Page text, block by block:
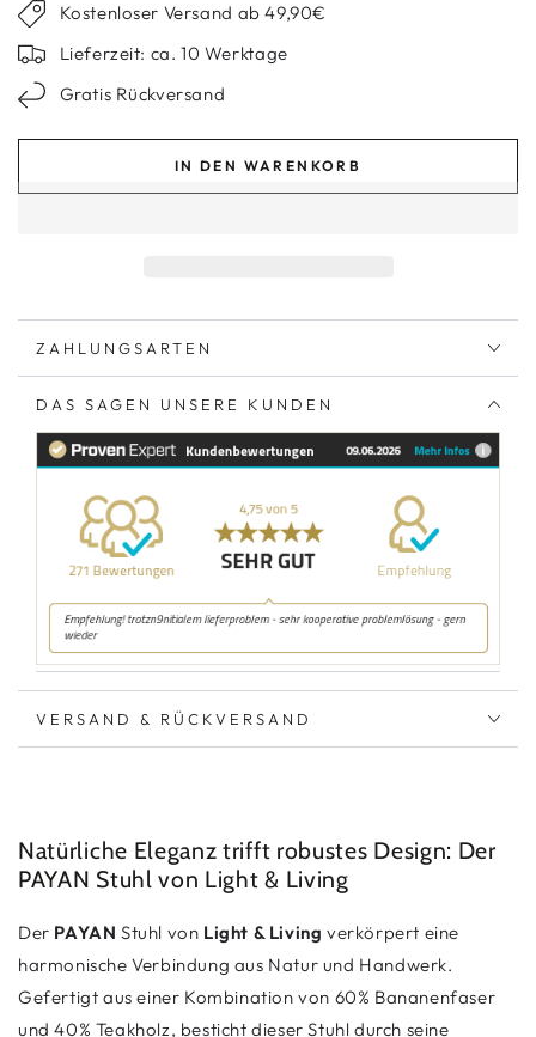
Kostenloser Versand ab 49,90€
Lieferzeit: ca. 10 Werktage
Gratis Rückversand
IN DEN WARENKORB
ZAHLUNGSARTEN
DAS SAGEN UNSERE KUNDEN
VERSAND & RÜCKVERSAND
Natürliche Eleganz trifft robustes Design: Der
PAYAN Stuhl von Light & Living
Der PAYANStuhl von Light & Living verkörpert eine
harmonische Verbindung aus Natur und Handwerk.
Gefertigt aus einer Kombination von 60% Bananenfaser
und 40% Teakholz, besticht dieser Stuhl durch seine